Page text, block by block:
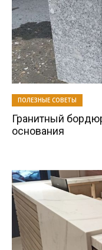
ПОЛЕЗНЫЕ СОВЕТЫ
Гранитный
основания